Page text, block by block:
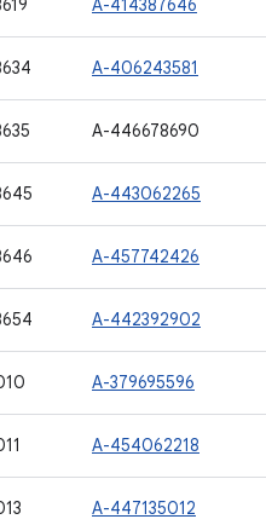
A-414387646
A-406243581
A-446678690
A-443062265
A-457742426
A-442392902
A-379695596
A-454062218
A-447135012